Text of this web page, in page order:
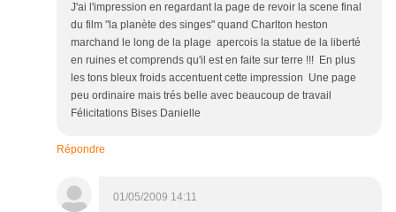
J'ai l'impression en regardant la page de revoir la scene final
du film "la planète des singes" quand Charlton heston
marchand le long de la plage apercois la statue de la liberté
en ruines et comprends qu'il est en faite sur terre !!! En plus
les tons bleux froids accentuent cette impression Une page
peu ordinaire mais trés belle avec beaucoup de travail
Félicitations Bises Danielle
Répondre
01/05/2009 14:11